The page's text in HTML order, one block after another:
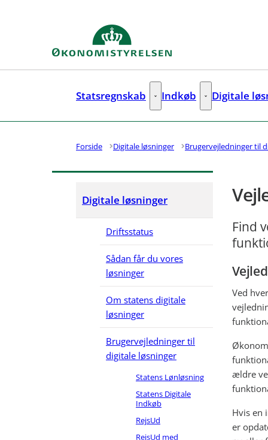
Statsregnskab Statsregnskab - Flere links
Indkøb Indkøb - Flere
Digitale
Forside Digitale løsninger Brugervejledninger til
Digitale løsninger
Driftsstatus
Sådan får du vores
løsninger
Om statens digitale
løsninger
Brugervejledninger til
digitale løsninger
Statens Lønløsning
Statens Digitale
Indkøb
RejsUd
RejsUd med
Find
Ved
ældre
Hvis en
er